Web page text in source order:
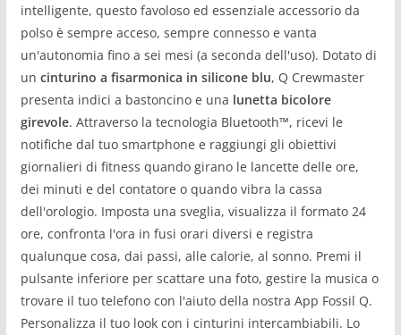
intelligente, questo favoloso ed essenziale accessorio da
polso è sempre acceso, sempre connesso e vanta
un'autonomia fino a sei mesi (a seconda dell'uso). Dotato di
un cinturino a fisarmonica in silicone blu, Q Crewmaster
presenta indici a bastoncino e una lunetta bicolore
girevole. Attraverso la tecnologia Bluetooth™, ricevi le
notifiche dal tuo smartphone e raggiungi gli obiettivi
giornalieri di fitness quando girano le lancette delle ore,
dei minuti e del contatore o quando vibra la cassa
dell'orologio. Imposta una sveglia, visualizza il formato 24
ore, confronta l'ora in fusi orari diversi e registra
qualunque cosa, dai passi, alle calorie, al sonno. Premi il
pulsante inferiore per scattare una foto, gestire la musica o
trovare il tuo telefono con l'aiuto della nostra App Fossil Q.
Personalizza il tuo look con i cinturini intercambiabili. Lo